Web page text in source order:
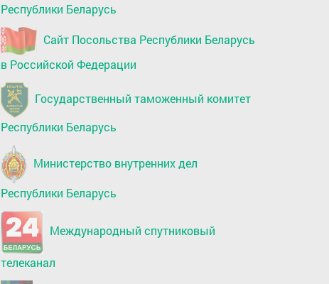
Республики Беларусь
Сайт Посольства Республики Беларусь
в Российской Федерации
Государственный таможенный комитет
Республики Беларусь
Министерство внутренних дел
Республики Беларусь
Международный спутниковый
телеканал